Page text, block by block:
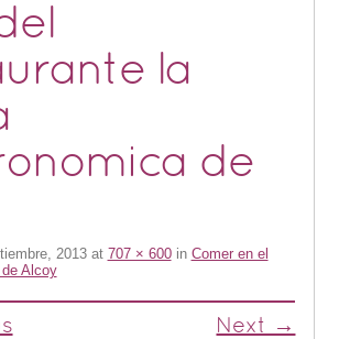
la
de
2013at 707 × 600in Comer en el
Alcoy
Next →